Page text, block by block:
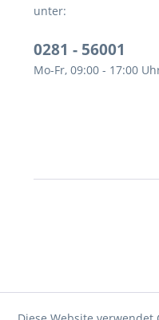
unter:
0281 - 56001
Mo-Fr, 09:00 - 17:00